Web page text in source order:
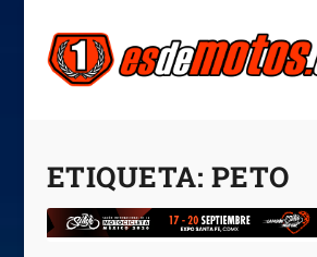
ETIQUETA: PETO